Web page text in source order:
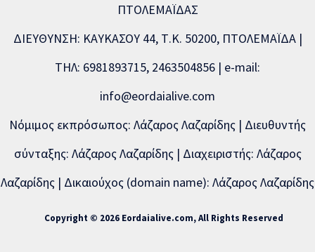
ΠΤΟΛΕΜΑΪΔΑΣ
ΔΙΕΥΘΥΝΣΗ: ΚΑΥΚΑΣΟΥ 44, Τ.Κ. 50200, ΠΤΟΛΕΜΑΪΔΑ |
ΤΗΛ: 6981893715, 2463504856 | e-mail:
info@eordaialive.com
Νόμιμος εκπρόσωπος: Λάζαρος Λαζαρίδης | Διευθυντής
σύνταξης: Λάζαρος Λαζαρίδης | Διαχειριστής: Λάζαρος
Λαζαρίδης | Δικαιούχος (domain name): Λάζαρος Λαζαρίδης
Copyright © 2026 Eordaialive.com, All Rights Reserved